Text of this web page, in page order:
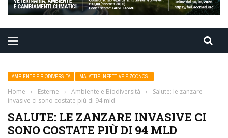
AMBIENTE E BIODIVERSITÀ MALATTIE INFETTIVE E ZOONOSI
Home › Esterne › Ambiente e Biodiversità ›
Salute: le zanzare
invasive ci sono costate più di 94 mld
SALUTE: LE ZANZARE INVASIVE CI
SONO COSTATE PIÙ DI 94 MLD